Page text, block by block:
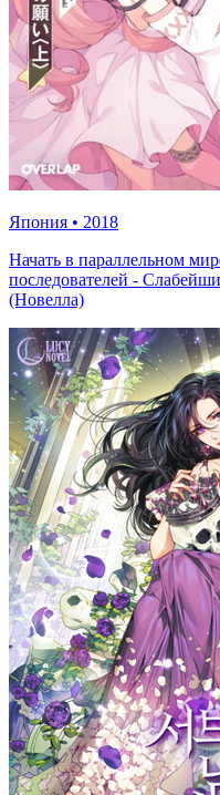
Япония • 2018
Начать в параллельном
последователей -
(Новелла)